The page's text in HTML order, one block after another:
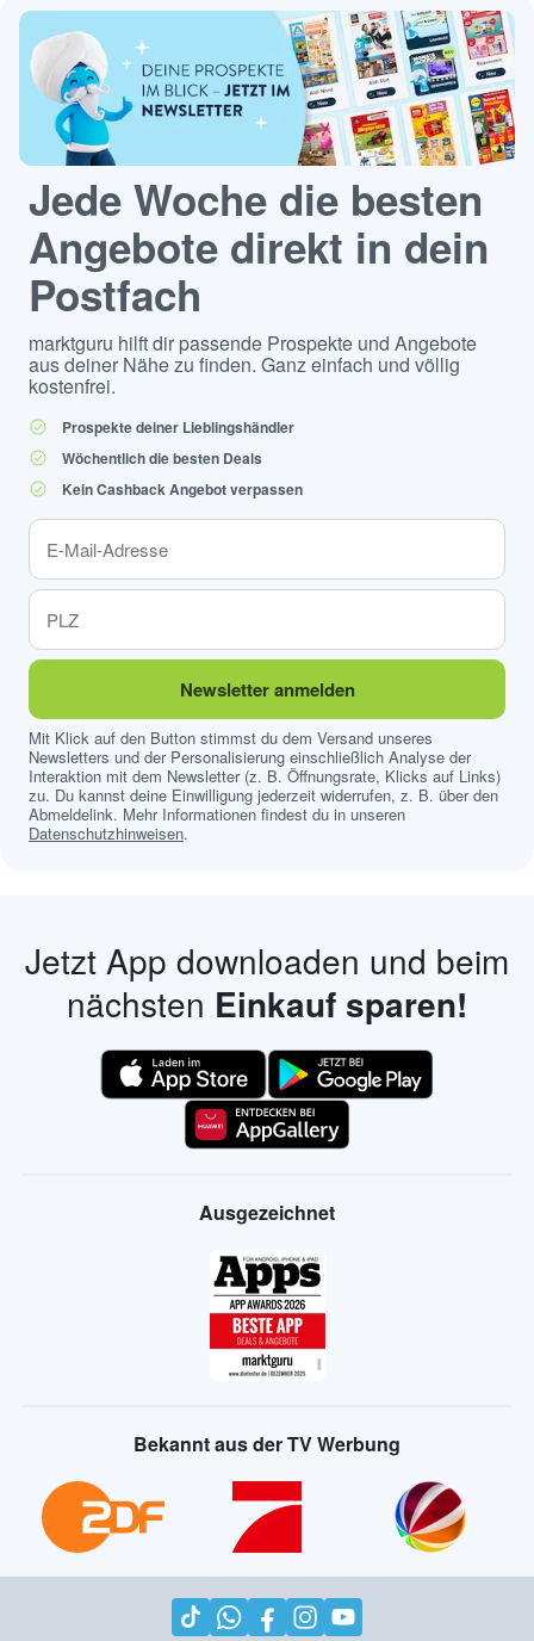
Jede Woche die besten
Angebote direkt in dein
Postfach
marktguru hilft dir passende Prospekte und Angebote
aus deiner Nähe zu finden. Ganz einfach und völlig
kostenfrei.
Prospekte deiner Lieblingshändler
Wöchentlich die besten Deals
Kein Cashback Angebot verpassen
Newsletter anmelden
Mit Klick auf den Button stimmst du dem Versand unseres
Newsletters und der Personalisierung einschließlich Analyse der
Interaktion mit dem Newsletter (z. B. Öffnungsrate, Klicks auf Links)
zu. Du kannst deine Einwilligung jederzeit widerrufen, z. B. über den
Abmeldelink. Mehr Informationen findest du in unseren
Datenschutzhinweisen.
Jetzt App downloaden und beim
nächsten Einkauf sparen!
Ausgezeichnet
Bekannt aus der TV Werbung